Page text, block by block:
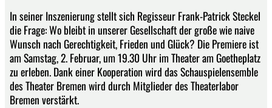
In seiner Inszenierung stellt sich Regisseur Frank-Patrick Steckel
die Frage: Wo bleibt in unserer Gesellschaft der große wie naive
Wunsch nach Gerechtigkeit, Frieden und Glück? Die Premiere ist
am Samstag, 2. Februar, um 19.30 Uhr im Theater am Goetheplatz
zu erleben. Dank einer Kooperation wird das Schauspielensemble
des Theater Bremen wird durch Mitglieder des Theaterlabor
Bremen verstärkt.